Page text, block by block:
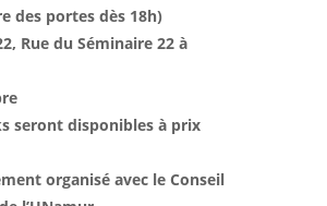
des portes dès 18h)
Rue du Séminaire 22 à
seront disponibles à prix
organisé avec le Conseil